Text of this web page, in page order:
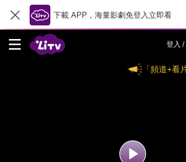
下載 APP，海量影劇免登入立即看
登入 /
「頻道+看